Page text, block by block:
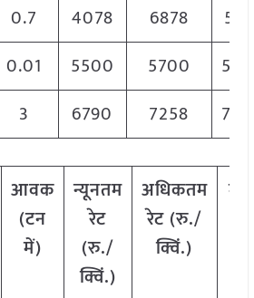
0.7 4078 6878
0.01 5500 5700
3 6790 7258
आवक
(टन
में)
न्यूनतम
रेट
(रु./
क्विं.)
अधिकतम
रेट (रु./
क्विं.)